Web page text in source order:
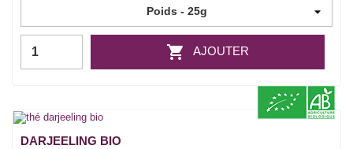
 AJOUTER
DARJEELING BIO